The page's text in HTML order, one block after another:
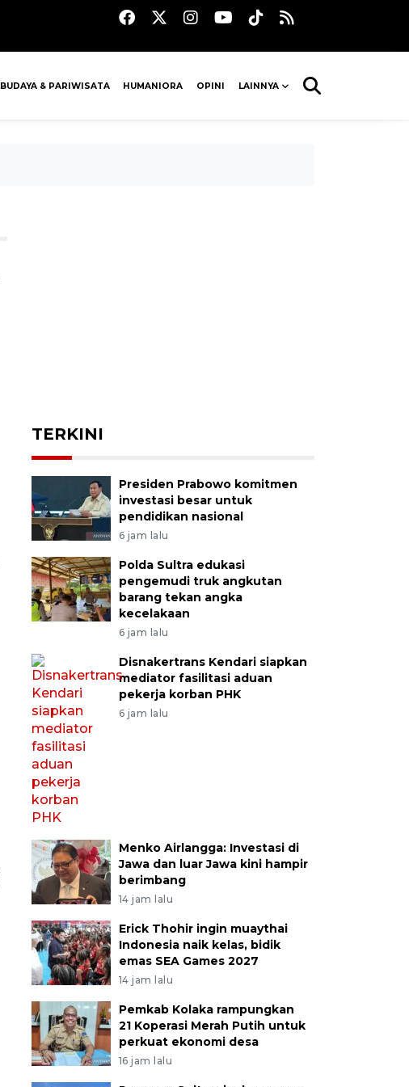
BUDAYA & PARIWISATA HUMANIORA OPINI LAINNYA
TERKINI
Presiden Prabowo komitmen
investasi besar untuk
pendidikan nasional
6 jam lalu
Polda Sultra edukasi
pengemudi truk angkutan
barang tekan angka
kecelakaan
6 jam lalu
Disnakertrans Kendari siapkan
mediator fasilitasi aduan
pekerja korban PHK
6 jam lalu
Menko Airlangga: Investasi di
Jawa dan luar Jawa kini hampir
berimbang
14 jam lalu
Erick Thohir ingin muaythai
Indonesia naik kelas, bidik
emas SEA Games 2027
14 jam lalu
Pemkab Kolaka rampungkan
21 Koperasi Merah Putih untuk
perkuat ekonomi desa
16 jam lalu